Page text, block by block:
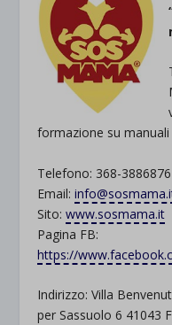
formazione su manuali
Telefono: 368-
Email:
Sito:www.sosmama.it
Pagina FB:
https://
Indirizzo: Villa
per Sassuolo 6 41043